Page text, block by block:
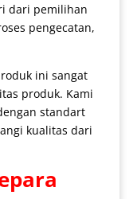
dari pemilihan
pengecatan,
ini sangat
produk. Kami
standart
kualitas dari